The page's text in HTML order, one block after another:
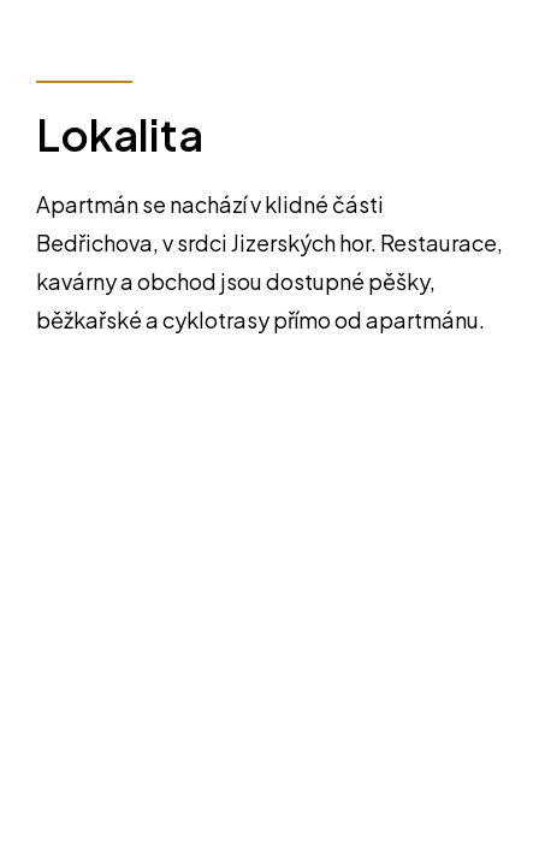
Lokalita
Apartmán se nachází v klidné části
Bedřichova, v srdci Jizerských hor. Restaurace,
kavárny a obchod jsou dostupné pěšky,
běžkařské a cyklotrasy přímo od apartmánu.